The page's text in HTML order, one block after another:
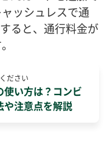
ッシュレスで通
ると、通行料金が
ださい
使い方は？コンビ
や注意点を解説